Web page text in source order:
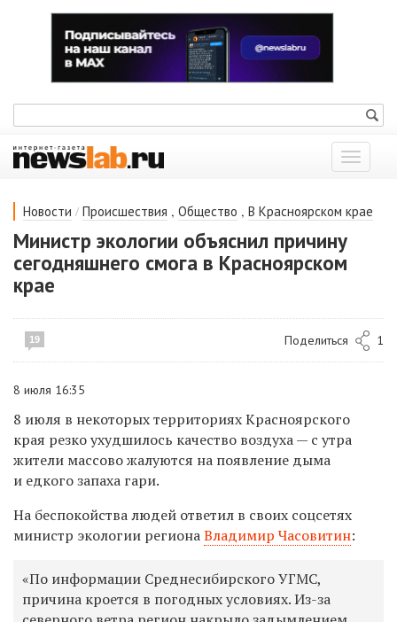
Показать
меню
Новости / Происшествия , Общество , В Красноярском крае
Министр экологии объяснил причину
сегодняшнего смога в Красноярском
крае
19 Поделиться 1
8 июля 16:35
8 июля в некоторых территориях Красноярского
края резко ухудшилось качество воздуха — с утра
жители массово жалуются на появление дыма
и едкого запаха гари.
На беспокойства людей ответил в своих соцсетях
министр экологии регионаВладимир Часовитин:
«По информации Среднесибирского УГМС,
причина кроется в погодных условиях. Из-за